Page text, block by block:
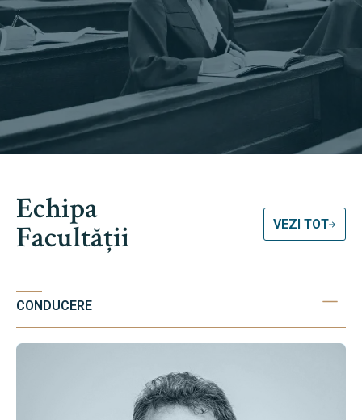
Echipa
Facultății VEZI TOT
CONDUCERE